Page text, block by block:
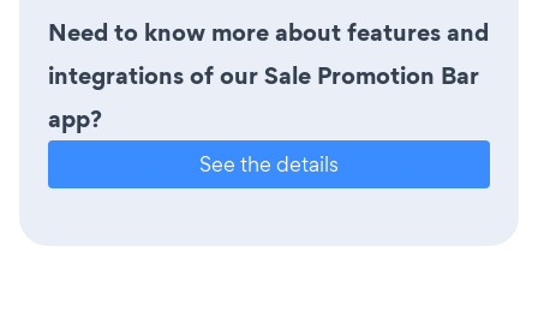
Need to know more about features and
integrations of our Sale Promotion Bar
app?
See the details